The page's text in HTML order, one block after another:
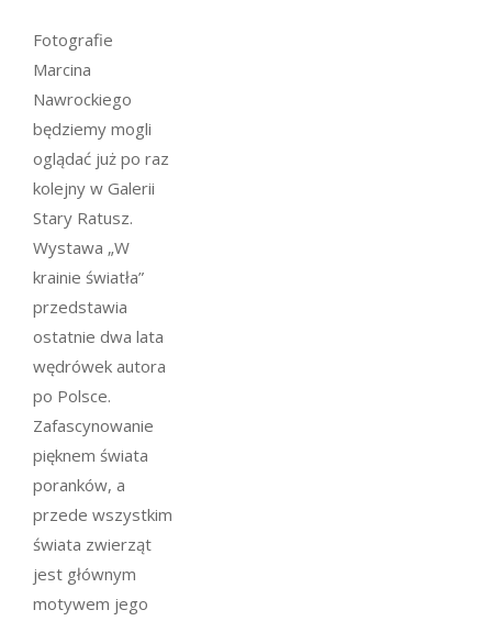
Fotografie
Marcina
Nawrockiego
będziemy mogli
oglądać już po raz
kolejny w Galerii
Stary Ratusz.
Wystawa „W
krainie światła”
przedstawia
ostatnie dwa lata
wędrówek autora
po Polsce.
Zafascynowanie
pięknem świata
poranków, a
przede wszystkim
świata zwierząt
jest głównym
motywem jego